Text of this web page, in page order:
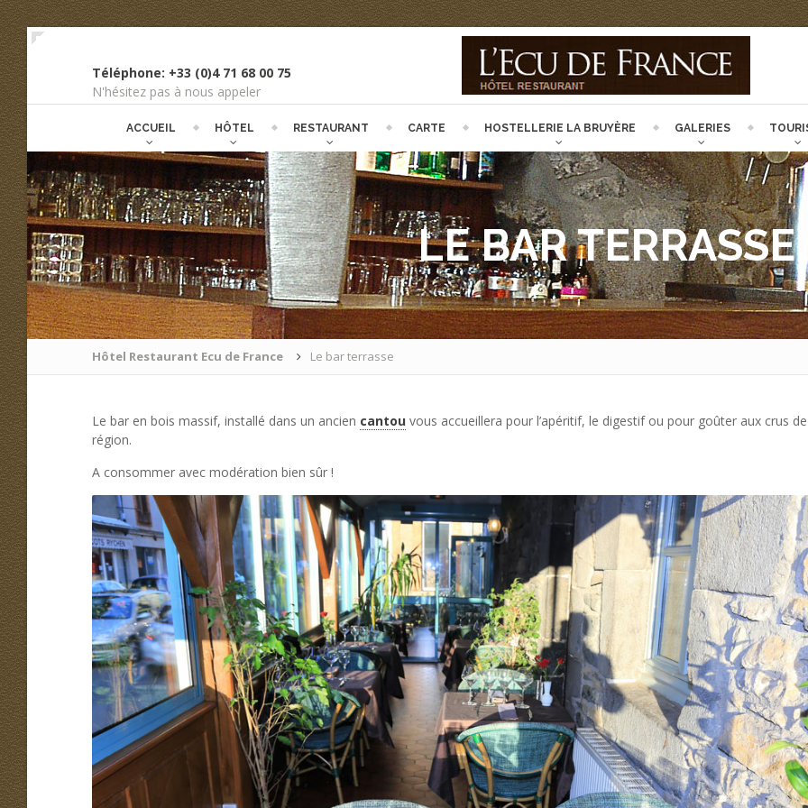
Téléphone: +33 (0)4 71 68 00 75
N'hésitez pas à nous appeler
ACCUEIL HÔTEL RESTAURANT CARTE HOSTELLERIE LA BRUYÈRE GALERIES
LE BAR TERRASSE
Hôtel Restaurant Ecu de France Le bar terrasse
Le bar en bois massif, installé dans un ancien cantou vous accueillera pour l’apéritif, le digestif ou pour goûter aux crus
région.
A consommer avec modération bien sûr !